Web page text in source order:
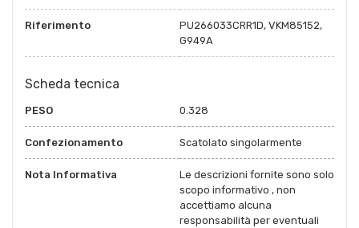
Riferimento
PU266033CRR1D, VKM85152,
G949A
Scheda tecnica
PESO 0.328
Confezionamento Scatolato singolarmente
Nota Informativa
Le descrizioni fornite sono solo
scopo informativo , non
accettiamo alcuna
responsabilità per eventuali